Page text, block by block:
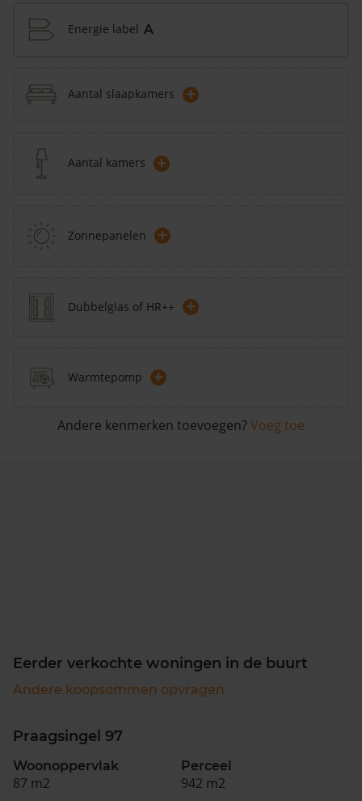
Energie label A
Aantal slaapkamers +
Aantal kamers +
Zonnepanelen +
Dubbelglas of HR++ +
Warmtepomp +
Andere kenmerken toevoegen? Voeg toe
Eerder verkochte woningen in de buurt
Andere koopsommen opvragen
Praagsingel 97
Woonoppervlak
87 m2
Perceel
942 m2